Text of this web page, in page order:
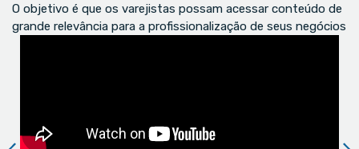
O objetivo é que os varejistas possam acessar conteúdo de
grande relevância para a profissionalização de seus negócios